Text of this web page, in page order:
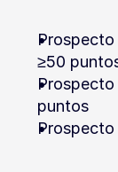
≥50
puntos